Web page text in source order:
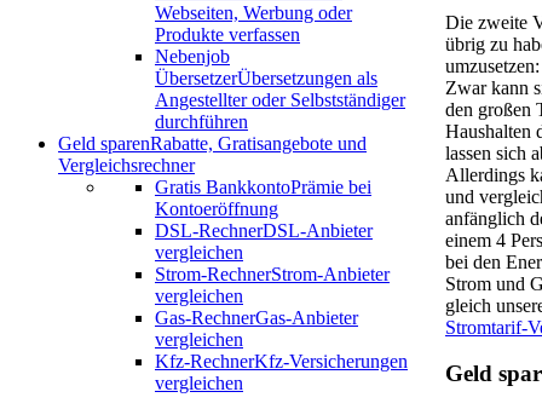
Webseiten, Werbung oder
Produkte verfassen
Nebenjob
ÜbersetzerÜbersetzungen als
Angestellter oder Selbstständiger
durchführen
Geld sparenRabatte, Gratisangebote und
Vergleichsrechner
Gratis BankkontoPrämie bei
Kontoeröffnung
DSL-RechnerDSL-Anbieter
vergleichen
Strom-RechnerStrom-Anbieter
vergleichen
Gas-RechnerGas-Anbieter
vergleichen
Kfz-RechnerKfz-Versicherungen
vergleichen
Die zweite
übrig zu
Zwar kann
den großen
Haushalten
lassen sich
Allerdings
und
anfänglich
einem 4
bei den
Strom und
gleich
Stromtarif-
Geld